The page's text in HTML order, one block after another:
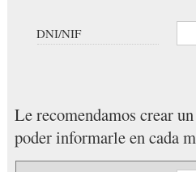
DNI/NIF
Le recomendamos crear
poder informarle en cada